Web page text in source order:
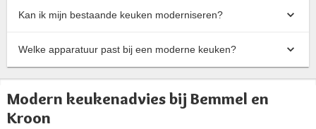
Kan ik mijn bestaande keuken moderniseren?
Welke apparatuur past bij een moderne keuken?
Modern keukenadvies bij Bemmel en
Kroon